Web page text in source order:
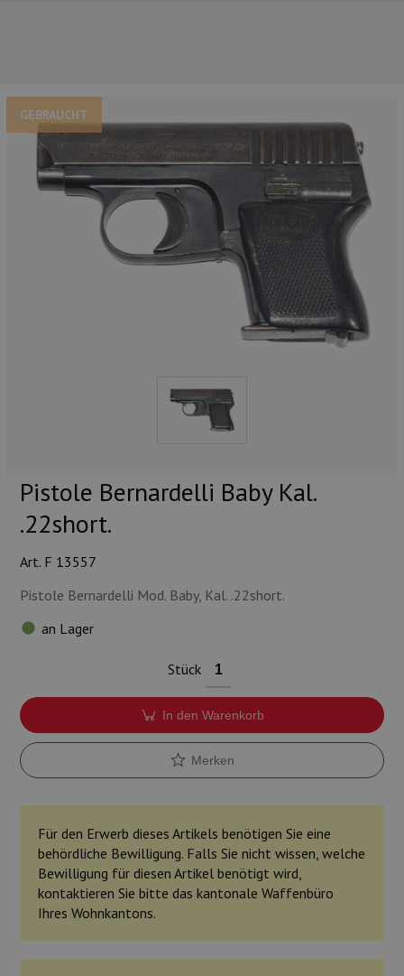
GEBRAUCHT
Pistole Bernardelli Baby Kal.
.22short.
Art. F 13557
Pistole Bernardelli Mod. Baby, Kal. .22short.
an Lager
Stück
In den Warenkorb
Merken
Für den Erwerb dieses Artikels benötigen Sie eine
behördliche Bewilligung. Falls Sie nicht wissen, welche
Bewilligung für diesen Artikel benötigt wird,
kontaktieren Sie bitte das kantonale Waffenbüro
Ihres Wohnkantons.
UNSERE TOP-MARKEN
Lampen und Zubehör